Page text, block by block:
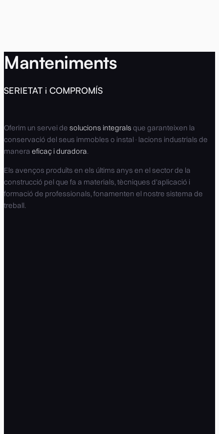
Manteniments
SERIETAT i COMPROMÍS
Oferim un servei de solucions integrals que garanteixen la
conservació del seus immobles o instal·lacions industrials de
manera eficaç i duradora.
Els avenços produïts en els últims anys en el sector de la
construcció pel que fa a materials, tècniques d’aplicació i
formació de professionals, fonamenten el nostre sistema de
treball.